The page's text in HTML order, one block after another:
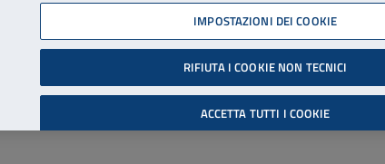
06 45539607
Accessibilità
Cerca
IMPOSTAZIONI DEI COOKIE
RIFIUTA I COOKIE NON TECNICI
ACCETTA TUTTI I COOKIE